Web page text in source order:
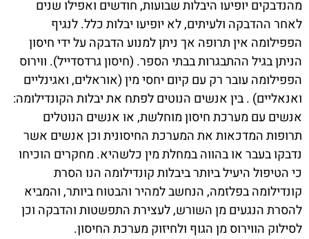
מהנדבקים יופיעו היבלות שבועות, חודשים ואפילו שנים
לאחר ההדבקה ולעיתים, לא יופיעו יבלות כלל. לנגיף
הפפילומה אין תרופה אך ניתן למנוע הדבקה על ידי חיסון
הניתן בגיל ההתבגרות בבתי הספר. (חיסון גרדסדייל). ווירוס
הפפילומה עובר רק עם קיום יחסי מין (אוראלים, ואגינליים
ואנאליים) . בין אנשים הנוטים לפתח את יבלות הקונדילומה:
אנשים עם מערכת חיסון מוחלשת, או אנשים הנוטלים
תרופות המדכאות את המערכת החיסונית וכן אנשים אשר
נדבקו בעבר או בהווה במחלת מין כלשהיא. מחקרים הוכיחו
כי הטיפול היעיל ביותר ביבלות קונדילומה הנו הסרת
קונדילומה בפלזמה, הנחשב למהיר והבטוח ביותר, והמביא
להסרת הנגעים מן השורש, לעצירת התפשטות והדבקה וכן
לסילוק הווירוס מן הגוף ולחיזוק מערכת החיסון.